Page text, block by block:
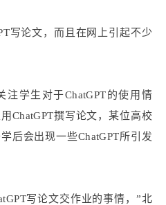
写论文，而且在网上引起不少
注学生对于ChatGPT的使用情
ChatGPT撰写论文，某位高校
后会出现一些ChatGPT所引发
写论文交作业的事情，”北